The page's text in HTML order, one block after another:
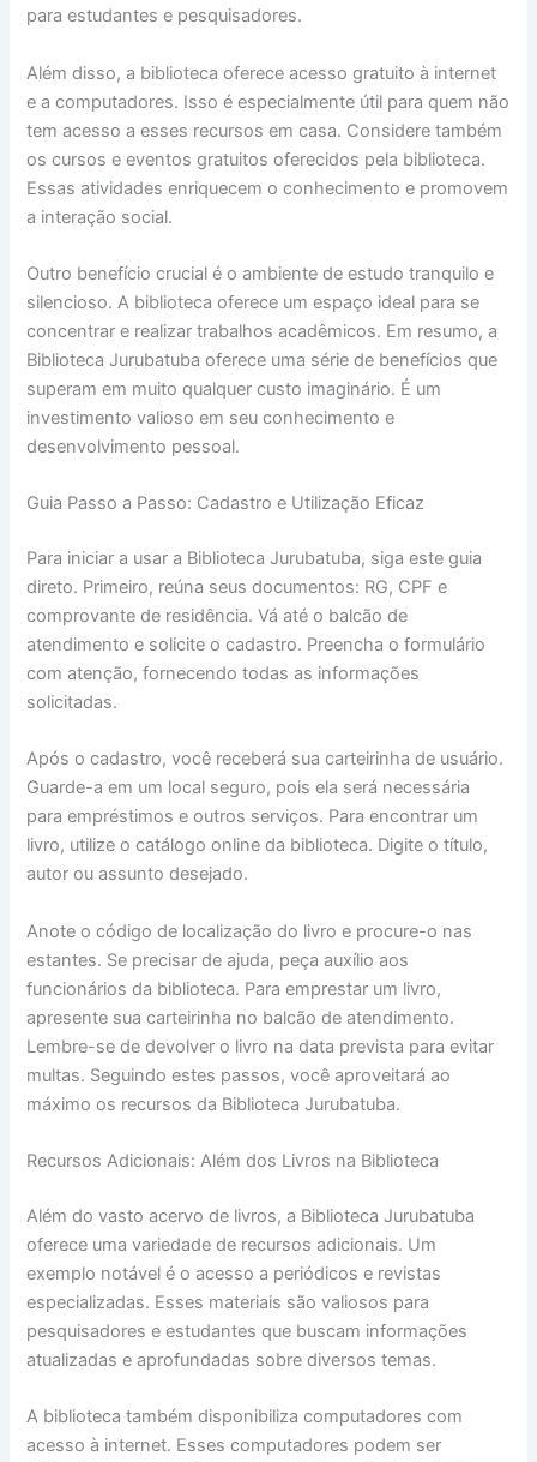
para estudantes e pesquisadores.
Além disso, a biblioteca oferece acesso gratuito à internet
e a computadores. Isso é especialmente útil para quem não
tem acesso a esses recursos em casa. Considere também
os cursos e eventos gratuitos oferecidos pela biblioteca.
Essas atividades enriquecem o conhecimento e promovem
a interação social.
Outro benefício crucial é o ambiente de estudo tranquilo e
silencioso. A biblioteca oferece um espaço ideal para se
concentrar e realizar trabalhos acadêmicos. Em resumo, a
Biblioteca Jurubatuba oferece uma série de benefícios que
superam em muito qualquer custo imaginário. É um
investimento valioso em seu conhecimento e
desenvolvimento pessoal.
Guia Passo a Passo: Cadastro e Utilização Eficaz
Para iniciar a usar a Biblioteca Jurubatuba, siga este guia
direto. Primeiro, reúna seus documentos: RG, CPF e
comprovante de residência. Vá até o balcão de
atendimento e solicite o cadastro. Preencha o formulário
com atenção, fornecendo todas as informações
solicitadas.
Após o cadastro, você receberá sua carteirinha de usuário.
Guarde-a em um local seguro, pois ela será necessária
para empréstimos e outros serviços. Para encontrar um
livro, utilize o catálogo online da biblioteca. Digite o título,
autor ou assunto desejado.
Anote o código de localização do livro e procure-o nas
estantes. Se precisar de ajuda, peça auxílio aos
funcionários da biblioteca. Para emprestar um livro,
apresente sua carteirinha no balcão de atendimento.
Lembre-se de devolver o livro na data prevista para evitar
multas. Seguindo estes passos, você aproveitará ao
máximo os recursos da Biblioteca Jurubatuba.
Recursos Adicionais: Além dos Livros na Biblioteca
Além do vasto acervo de livros, a Biblioteca Jurubatuba
oferece uma variedade de recursos adicionais. Um
exemplo notável é o acesso a periódicos e revistas
especializadas. Esses materiais são valiosos para
pesquisadores e estudantes que buscam informações
atualizadas e aprofundadas sobre diversos temas.
A biblioteca também disponibiliza computadores com
acesso à internet. Esses computadores podem ser